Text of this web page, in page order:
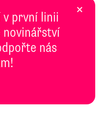
v první linii
novinářství
nás
×